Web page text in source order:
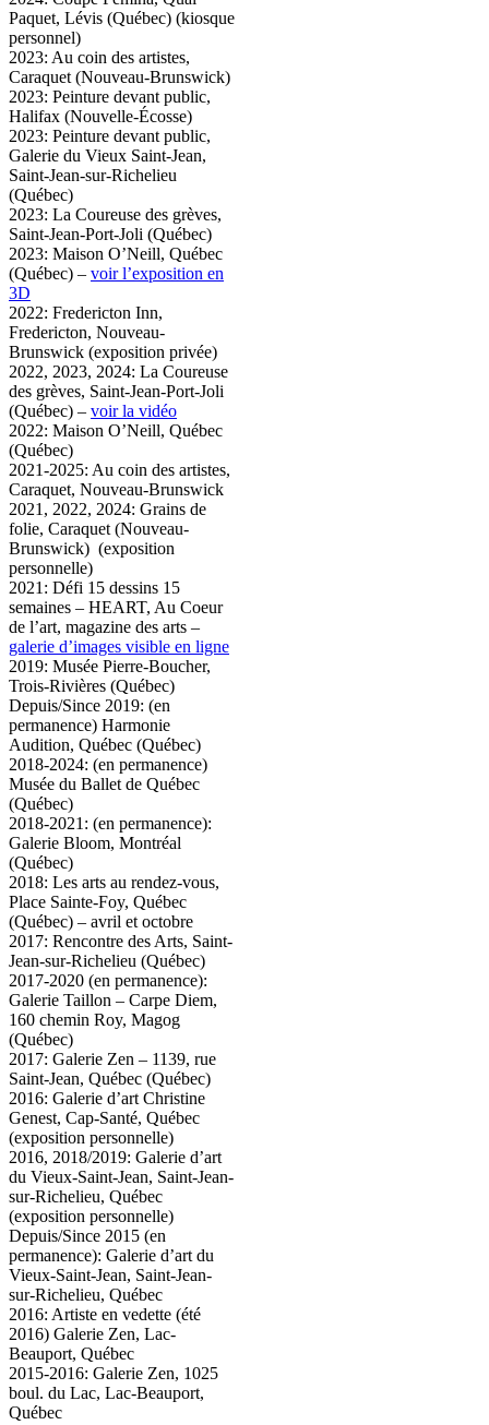
Paquet, Lévis (Québec) (kiosque
personnel)
2023: Au coin des artistes,
Caraquet (Nouveau-Brunswick)
2023: Peinture devant public,
Halifax (Nouvelle-Écosse)
2023: Peinture devant public,
Galerie du Vieux Saint-Jean,
Saint-Jean-sur-Richelieu
(Québec)
2023: La Coureuse des grèves,
Saint-Jean-Port-Joli (Québec)
2023: Maison O’Neill, Québec
(Québec) – voir l’exposition en
3D
2022: Fredericton Inn,
Fredericton, Nouveau-
Brunswick (exposition privée)
2022, 2023, 2024: La Coureuse
des grèves, Saint-Jean-Port-Joli
(Québec) – voir la vidéo
2022: Maison O’Neill, Québec
(Québec)
2021-2025: Au coin des artistes,
Caraquet, Nouveau-Brunswick
2021, 2022, 2024: Grains de
folie, Caraquet (Nouveau-
Brunswick) (exposition
personnelle)
2021: Défi 15 dessins 15
semaines – HEART, Au Coeur
de l’art, magazine des arts –
galerie d’images visible en ligne
2019: Musée Pierre-Boucher,
Trois-Rivières (Québec)
Depuis/Since 2019: (en
permanence) Harmonie
Audition, Québec (Québec)
2018-2024: (en permanence)
Musée du Ballet de Québec
(Québec)
2018-2021: (en permanence):
Galerie Bloom, Montréal
(Québec)
2018: Les arts au rendez-vous,
Place Sainte-Foy, Québec
(Québec) – avril et octobre
2017: Rencontre des Arts, Saint-
Jean-sur-Richelieu (Québec)
2017-2020 (en permanence):
Galerie Taillon – Carpe Diem,
160 chemin Roy, Magog
(Québec)
2017: Galerie Zen – 1139, rue
Saint-Jean, Québec (Québec)
2016: Galerie d’art Christine
Genest, Cap-Santé, Québec
(exposition personnelle)
2016, 2018/2019: Galerie d’art
du Vieux-Saint-Jean, Saint-Jean-
sur-Richelieu, Québec
(exposition personnelle)
Depuis/Since 2015 (en
permanence): Galerie d’art du
Vieux-Saint-Jean, Saint-Jean-
sur-Richelieu, Québec
2016: Artiste en vedette (été
2016) Galerie Zen, Lac-
Beauport, Québec
2015-2016: Galerie Zen, 1025
boul. du Lac, Lac-Beauport,
Québec